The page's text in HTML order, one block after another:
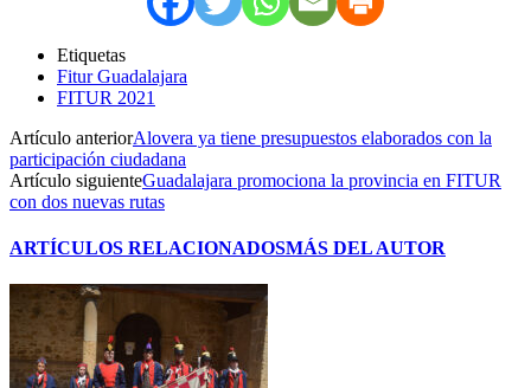
Etiquetas
Fitur Guadalajara
FITUR 2021
Artículo anteriorAlovera ya tiene presupuestos elaborados con la
participación ciudadana
Artículo siguienteGuadalajara promociona la provincia en FITUR
con dos nuevas rutas
ARTÍCULOS RELACIONADOSMÁS DEL AUTOR